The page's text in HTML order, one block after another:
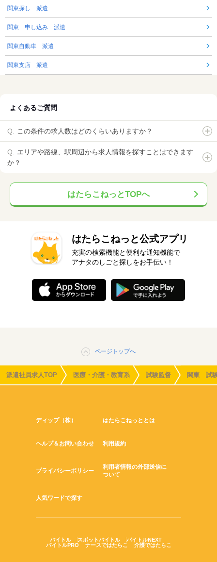
関東探し 派遣
関東 申し込み 派遣
関東自動車 派遣
関東支店 派遣
よくあるご質問
この条件の求人数はどのくらいありますか？
エリアや路線、駅周辺から求人情報を探すことはできます
か？
はたらこねっとTOPへ
はたらこねっと公式アプリ
充実の検索機能と便利な通知機能で
アナタのしごと探しをお手伝い！
ページトップへ
派遣社員求人TOP 医療・介護・教育系 試験監督 関東 試
ディップ（株） はたらこねっととは
ヘルプ＆お問い合わせ 利用規約
プライバシーポリシー
利用者情報の外部送信に
ついて
人気ワードで探す
バイトル スポットバイトル
バイトルNEXT
バイトルPRO
ナースではたらこ 介護ではたらこ